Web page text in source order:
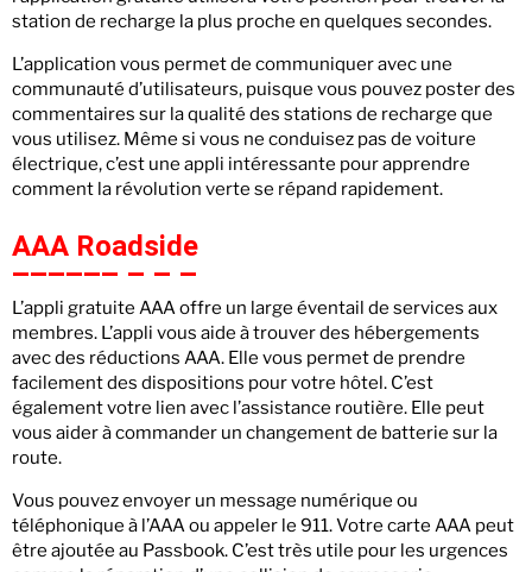
station de recharge la plus proche en quelques secondes.
L’application vous permet de communiquer avec une
communauté d’utilisateurs, puisque vous pouvez poster des
commentaires sur la qualité des stations de recharge que
vous utilisez. Même si vous ne conduisez pas de voiture
électrique, c’est une appli intéressante pour apprendre
comment la révolution verte se répand rapidement.
AAA Roadside
L’appli gratuite AAA offre un large éventail de services aux
membres. L’appli vous aide à trouver des hébergements
avec des réductions AAA. Elle vous permet de prendre
facilement des dispositions pour votre hôtel. C’est
également votre lien avec l’assistance routière. Elle peut
vous aider à commander un changement de batterie sur la
route.
Vous pouvez envoyer un message numérique ou
téléphonique à l’AAA ou appeler le 911. Votre carte AAA peut
être ajoutée au Passbook. C’est très utile pour les urgences